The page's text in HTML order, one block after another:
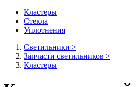
Кластеры
Стекла
Уплотнения
Cветильники >
Запчасти светильников >
Кластеры